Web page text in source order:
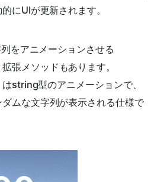
にUIが更新されます。
をアニメーションさせる
張メソッドもあります。
はstring型のアニメーションで、
ダムな文字列が表示される仕様で